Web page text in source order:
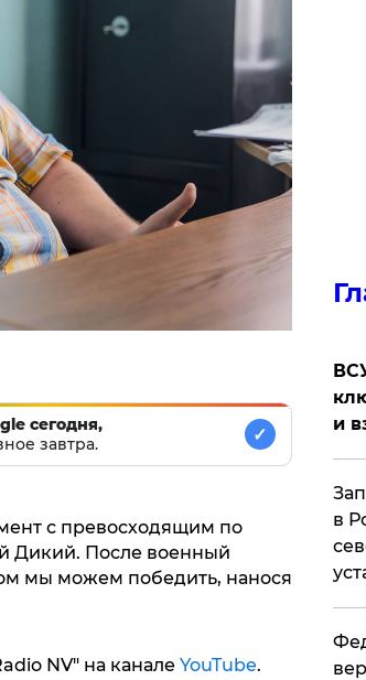
сегодня,
завтра.
✓
с превосходящим по
Дикий. После военный
мы можем победить, нанося
NV" на канале YouTube.
и
в